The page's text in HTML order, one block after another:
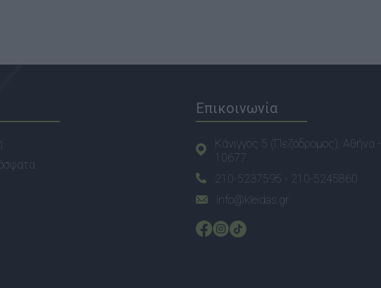
Επικοινωνία
Κάνιγγος 5 (Πεζόδρομος), Αθήνα -
10677
210-5237595 - 210-5245860
info@kleidas.gr